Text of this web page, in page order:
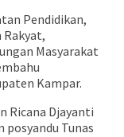
Pendidikan,
Rakyat,
Masyarakat
Kampar.
Ricana Djayanti
Tunas